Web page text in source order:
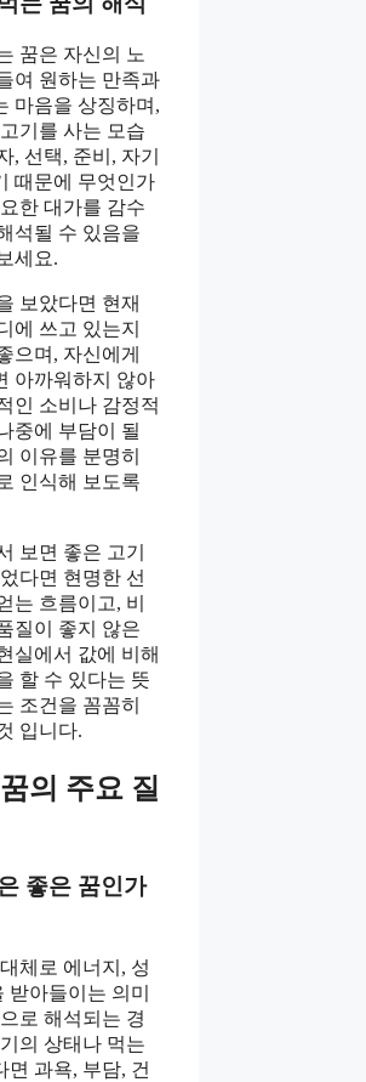
꿈은 자신의 노
여 원하는 만족과
마음을 상징하며,
기를 사는 모습
, 선택, 준비, 자기
때문에 무엇인가
한 대가를 감수
석될 수 있음을
세요.
보았다면 현재
에 쓰고 있는지
으며, 자신에게
아까워하지 않아
인 소비나 감정적
중에 부담이 될
이유를 분명히
인식해 보도록
보면 좋은 고기
다면 현명한 선
는 흐름이고, 비
질이 좋지 않은
실에서 값에 비해
할 수 있다는 뜻
조건을 꼼꼼히
입니다.
의 주요 질
좋은 꿈인가
체로 에너지, 성
받아들이는 의미
로 해석되는 경
의 상태나 먹는
면 과욕, 부담, 건